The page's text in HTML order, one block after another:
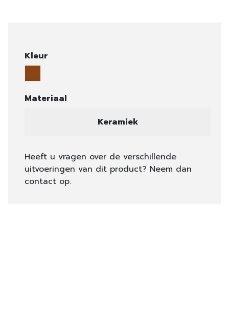
Kleur
Materiaal
Keramiek
Heeft u vragen over de verschillende
uitvoeringen van dit product? Neem dan
contact op.